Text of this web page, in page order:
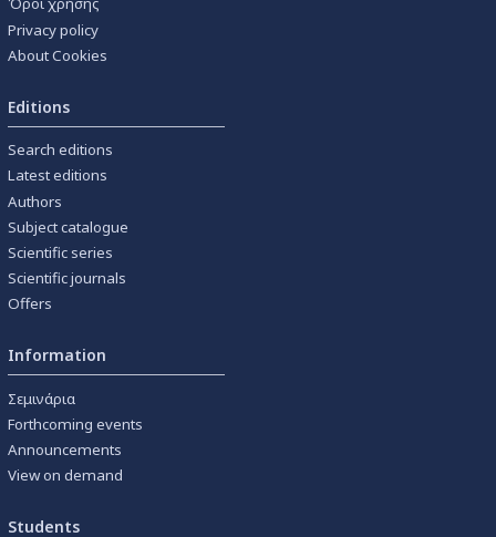
Privacy policy
About Cookies
Editions
Search editions
Latest editions
Authors
Subject catalogue
Scientific series
Scientific journals
Offers
Information
Σεμινάρια
Forthcoming events
Announcements
View on demand
Students